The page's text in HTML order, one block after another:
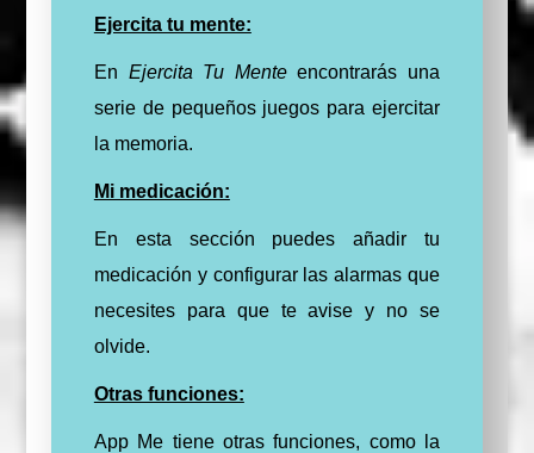
Ejercita tu mente:
En Ejercita Tu Menteencontrarás una
serie de pequeños juegos para ejercitar
la memoria.
Mi medicación:
En esta sección puedes añadir tu
medicación y configurar las alarmas que
necesites para que te avise y no se
olvide.
Otras funciones:
App Me tiene otras funciones, como la